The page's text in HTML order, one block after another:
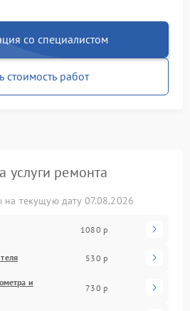
со специалистом
стоимость работ
услуги ремонта
на текущую дату 07.08.2026
1080 р
530 р
и
730 р